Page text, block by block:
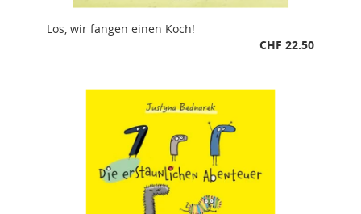
Los, wir fangen einen Koch!
CHF 22.50